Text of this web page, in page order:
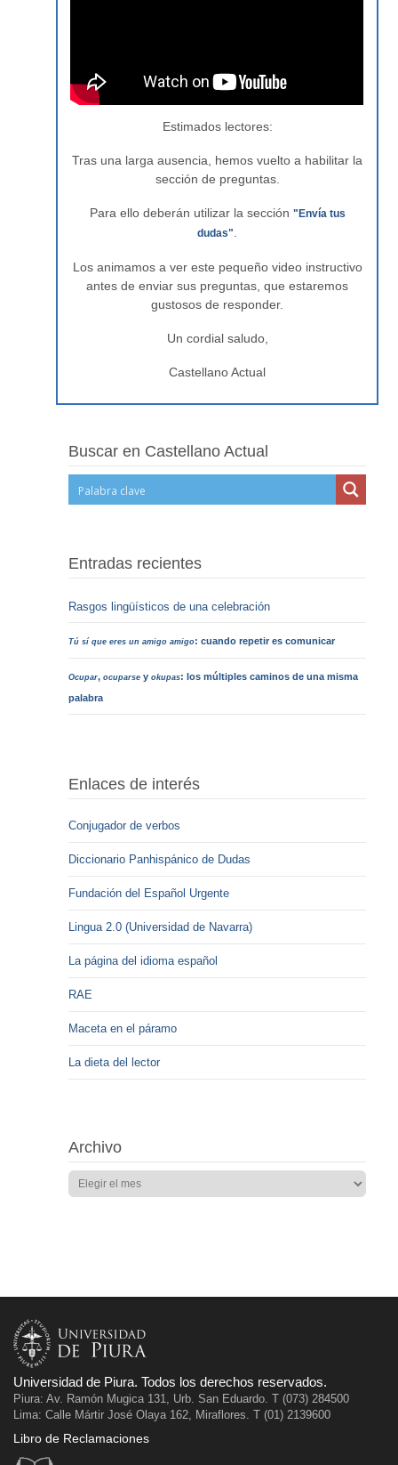
Estimados lectores:
Tras una larga ausencia, hemos vuelto a habilitar la
sección de preguntas.
Para ello deberán utilizar la sección "Envía tus
dudas"
Los animamos a ver este pequeño video instructivo
antes de enviar sus preguntas, que estaremos
gustosos de responder.
Un cordial saludo,
Castellano Actual
Buscar en Castellano Actual
Entradas recientes
Rasgos lingüísticos de una celebración
Tú sí que eres un amigo amigo: cuando repetir es comunicar
Ocupar,ocuparse yokupas: los múltiples caminos de una misma
palabra
Enlaces de interés
Conjugador de verbos
Diccionario Panhispánico de Dudas
Fundación del Español Urgente
Lingua 2.0 (Universidad de Navarra)
La página del idioma español
RAE
Maceta en el páramo
La dieta del lector
Archivo
Universidad de Piura. Todos los derechos reservados.
Piura: Av. Ramón Mugica 131, Urb. San Eduardo. T (073) 284500
Lima: Calle Mártir José Olaya 162, Miraflores. T (01) 2139600
Libro de Reclamaciones